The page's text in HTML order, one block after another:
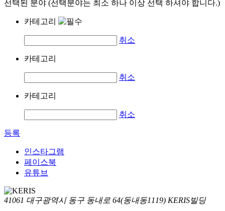
선택된 분야 (선택분야는 최소 하나 이상 선택 하셔야 합니다.)
카테고리
취소
카테고리
취소
카테고리
취소
등록
인스타그램
페이스북
유튜브
41061 대구광역시 동구 동내로 64(동내동1119) KERIS빌딩